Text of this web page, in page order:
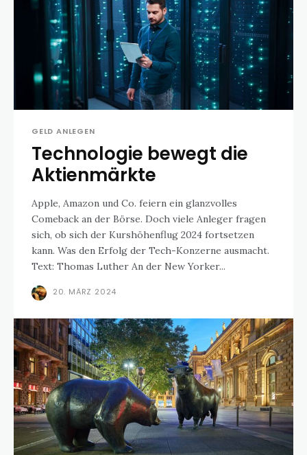
GELD ANLEGEN
Technologie bewegt die
Aktienmärkte
Apple, Amazon und Co. feiern ein glanzvolles
Comeback an der Börse. Doch viele Anleger fragen
sich, ob sich der Kurshöhenflug 2024 fortsetzen
kann. Was den Erfolg der Tech-Konzerne ausmacht.
Text: Thomas Luther An der New Yorker...
20. MÄRZ 2024